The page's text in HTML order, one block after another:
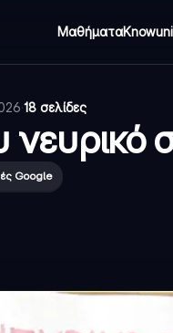
Μαθήματα
·18 σελίδες
νευρικό
Google